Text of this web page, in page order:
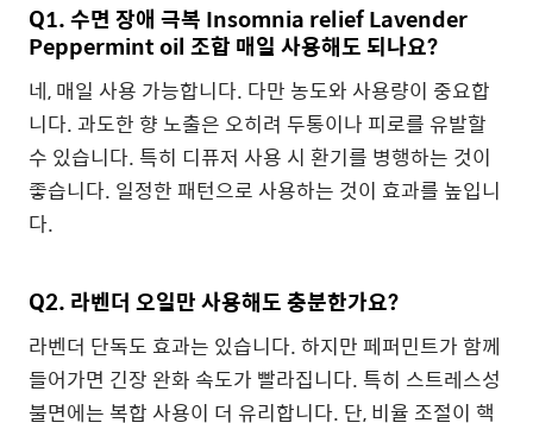
Q1. 수면 장애 극복 Insomnia relief Lavender
Peppermint oil 조합 매일 사용해도 되나요?
네, 매일 사용 가능합니다. 다만 농도와 사용량이 중요합
니다. 과도한 향 노출은 오히려 두통이나 피로를 유발할
수 있습니다. 특히 디퓨저 사용 시 환기를 병행하는 것이
좋습니다. 일정한 패턴으로 사용하는 것이 효과를 높입니
다.
Q2. 라벤더 오일만 사용해도 충분한가요?
라벤더 단독도 효과는 있습니다. 하지만 페퍼민트가 함께
들어가면 긴장 완화 속도가 빨라집니다. 특히 스트레스성
불면에는 복합 사용이 더 유리합니다. 단, 비율 조절이 핵